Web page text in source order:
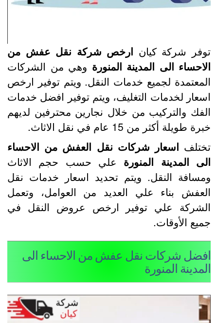
شركة كيانارخص شركة نقل عفش من
الى المدينة المنورةوهي من الشركات
لجميع خدمات النقل. ويتم توفير ارخص
لخدمات التغليف، ويتم توفير افضل خدمات
والتركيب من خلال نجارين محترفين لديهم
طويلة أكثر من 15 عام في نقل الاثاث.
اسعار شركات نقل العفش من الاحساء
المدينة المنورةعلي حسب حجم الاثاث
النقل. ويتم تحديد اسعار خدمات نقل
بناء علي العديد من العوامل، وتعمل
علي توفير ارخص عروض النقل في
الأوقات.
شركات نقل عفش من الاحساء الى
المنورة